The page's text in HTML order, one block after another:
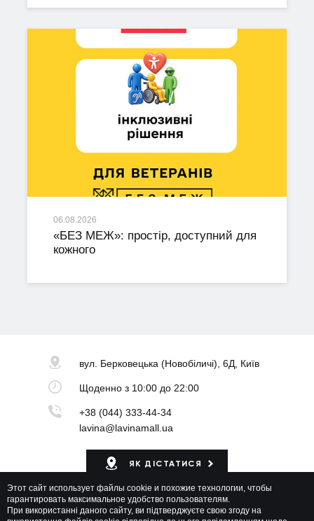
06.08.2026
«БЕЗ МЕЖ»: простір, доступний для
кожного
вул. Берковецька(Новобіличі), 6Д, Київ
Щоденноз 10:00 до 22:00
+38 (044) 333-44-34
lavina@lavinamall.ua
ЯК ДІСТАТИСЯ
Мапа ТРЦ
Этот сайт использует файлы cookie и похожие технологии, чтобы
гарантировать максимальное удобство пользователям.
При використанні даного сайту, ви підтверджуєте свою згоду на